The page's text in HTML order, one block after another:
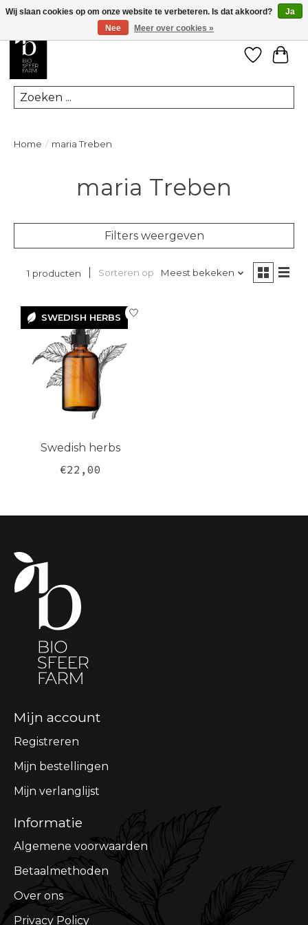
Zoeken
Home / maria Treben
maria Treben
Filters weergeven
1 producten Sorteren op Meest bekeken
SWEDISH HERBS
SWEDISH
HERBS
Swedish herbs
€22,00
Mijn account
Registreren
Mijn bestellingen
Mijn verlanglijst
Informatie
Algemene voorwaarden
Betaalmethoden
Over ons
Privacy Policy
Wij slaan cookies op om onze website te verbeteren. Is dat akkoord?
Ja
Nee
Meer over cookies »